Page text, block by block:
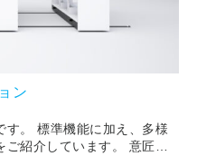
ン
す。 標準機能に加え、多様
紹介しています。 意匠性